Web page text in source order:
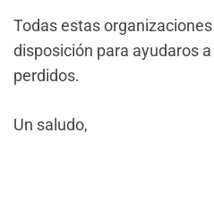
Todas estas
disposición para ayudaros
perdidos.
Un saludo,